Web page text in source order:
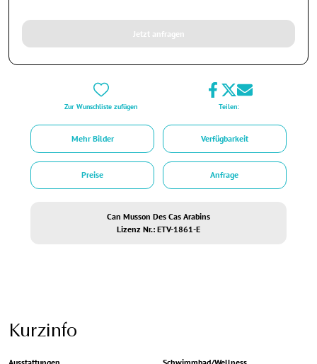
Jetzt anfragen
Zur Wunschliste zufügen Teilen:
Mehr Bilder Verfügbarkeit
Preise Anfrage
Can Musson Des Cas Arabins
Lizenz Nr.: ETV-1861-E
Kurzinfo